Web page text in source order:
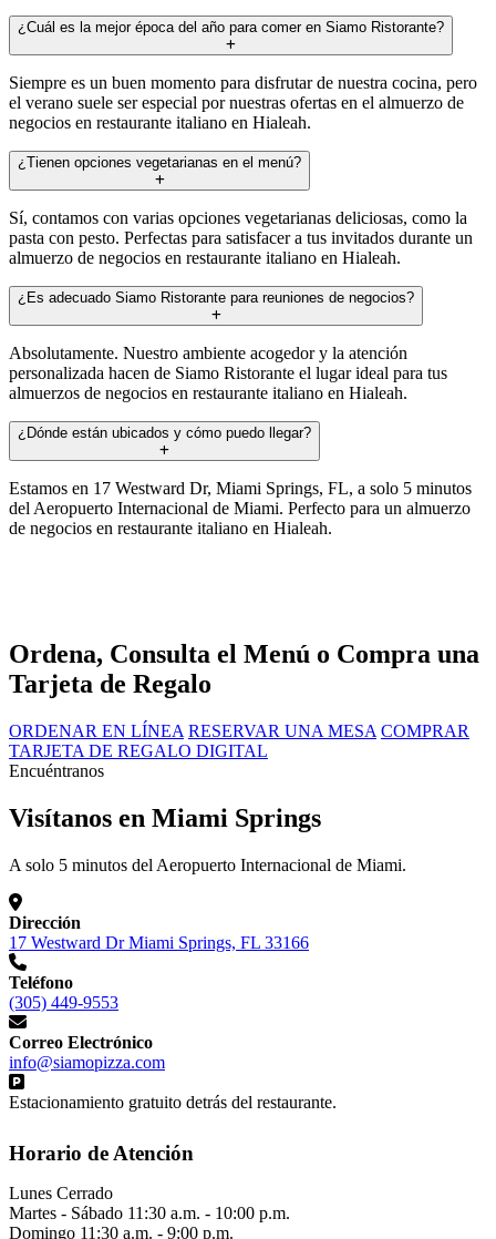
¿Cuál es la mejor época del año para comer en Siamo Ristorante?
Siempre es un buen momento para disfrutar de nuestra cocina, pero
el verano suele ser especial por nuestras ofertas en el almuerzo de
negocios en restaurante italiano en Hialeah.
¿Tienen opciones vegetarianas en el menú?
Sí, contamos con varias opciones vegetarianas deliciosas, como la
pasta con pesto. Perfectas para satisfacer a tus invitados durante un
almuerzo de negocios en restaurante italiano en Hialeah.
¿Es adecuado Siamo Ristorante para reuniones de negocios?
Absolutamente. Nuestro ambiente acogedor y la atención
personalizada hacen de Siamo Ristorante el lugar ideal para tus
almuerzos de negocios en restaurante italiano en Hialeah.
¿Dónde están ubicados y cómo puedo llegar?
Estamos en 17 Westward Dr, Miami Springs, FL, a solo 5 minutos
del Aeropuerto Internacional de Miami. Perfecto para un almuerzo
de negocios en restaurante italiano en Hialeah.
Ordena, Consulta el Menú o Compra una
Tarjeta de Regalo
ORDENAR EN LÍNEA RESERVAR UNA MESA COMPRAR
TARJETA DE REGALO DIGITAL
Encuéntranos
Visítanos en Miami Springs
A solo 5 minutos del Aeropuerto Internacional de Miami.
Dirección
17 Westward Dr Miami Springs, FL 33166
Teléfono
(305) 449-9553
Correo Electrónico
info@siamopizza.com
Estacionamiento gratuito detrás del restaurante.
Horario de Atención
Lunes Cerrado
Martes - Sábado 11:30 a.m. - 10:00 p.m.
Domingo 11:30 a.m. - 9:00 p.m.